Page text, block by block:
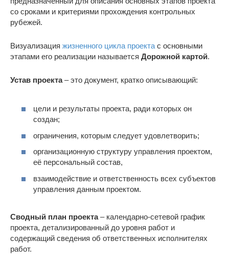
со сроками и критериями прохождения контрольных
рубежей.
Визуализация жизненного цикла проекта с основными
этапами его реализации называется Дорожной картой.
Устав проекта– это документ, кратко описывающий:
цели и результаты проекта, ради которых он
создан;
ограничения, которым следует удовлетворить;
организационную структуру управления проектом,
её персональный состав,
взаимодействие и ответственность всех субъектов
управления данным проектом.
Сводный план проекта– календарно-сетевой график
проекта, детализированный до уровня работ и
содержащий сведения об ответственных исполнителях
работ.